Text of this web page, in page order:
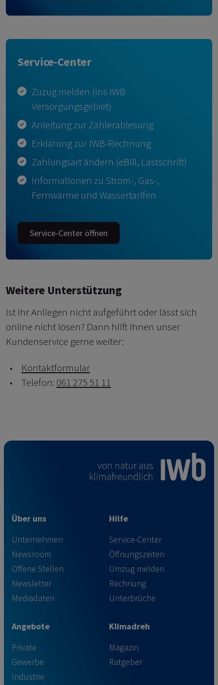
Service-Center
Zuzug melden (ins IWB
Versorgungsgebiet)
Anleitung zur Zählerablesung
Erklärung zur IWB-Rechnung
Zahlungsart ändern (eBill, Lastschrift)
Informationen zu Strom-, Gas-,
Fernwärme und Wassertarifen
Service-Center öffnen
Weitere Unterstützung
Ist Ihr Anliegen nicht aufgeführt oder lässt sich
online nicht lösen? Dann hilft Ihnen unser
Kundenservice gerne weiter:
Kontaktformular
Telefon: 061 275 51 11
Über uns
Unternehmen
Newsroom
Offene Stellen
Newsletter
Mediadaten
Hilfe
Service-Center
Öffnungszeiten
Umzug melden
Rechnung
Unterbrüche
Angebote
Private
Gewerbe
Industrie
Klimadreh
Magazin
Ratgeber